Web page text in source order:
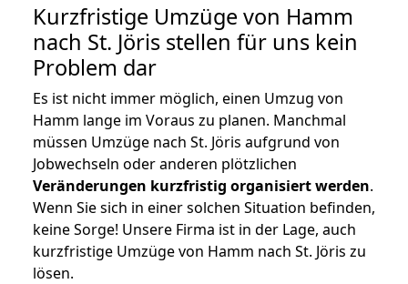
Kurzfristige Umzüge von Hamm
nach St. Jöris stellen für uns kein
Problem dar
Es ist nicht immer möglich, einen Umzug von
Hamm lange im Voraus zu planen. Manchmal
müssen Umzüge nach St. Jöris aufgrund von
Jobwechseln oder anderen plötzlichen
Veränderungen kurzfristig organisiert werden.
Wenn Sie sich in einer solchen Situation befinden,
keine Sorge! Unsere Firma ist in der Lage, auch
kurzfristige Umzüge von Hamm nach St. Jöris zu
lösen.